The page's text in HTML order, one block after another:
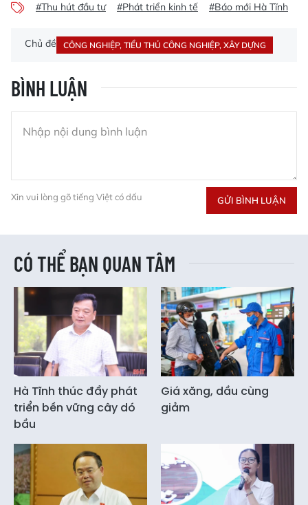
#Thu hút đầu tư #Phát triển kinh tế #Báo mới Hà Tĩnh
Chủ đề CÔNG NGHIỆP, TIỂU THỦ CÔNG NGHIỆP, XÂY DỰNG
BÌNH LUẬN
Xin vui lòng gõ tiếng Việt có dấu GỬI BÌNH LUẬN
CÓ THỂ BẠN QUAN TÂM
Hà Tĩnh thúc đẩy phát
triển bền vững cây dó
bầu
Giá xăng, dầu cùng
giảm